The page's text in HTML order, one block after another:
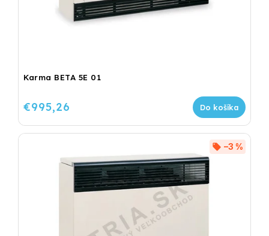
Karma BETA 5E 01
€995,26 Do košíka
–3 %